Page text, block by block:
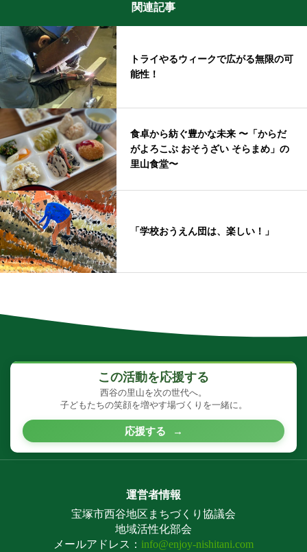
関連記事
トライやるウィークで広がる無限の可
能性！
食卓から紡ぐ豊かな未来 〜「からだ
がよろこぶ おそうざい そらまめ」の
里山食堂〜
「学校おうえん団は、楽しい！」
この活動を応援する
西谷の里山を次の世代へ。
子どもたちの笑顔を増やす場づくりを一緒に。
応援する →
運営者情報
宝塚市西谷地区まちづくり協議会
地域活性化部会
メールアドレス： info@enjoy-nishitani.com